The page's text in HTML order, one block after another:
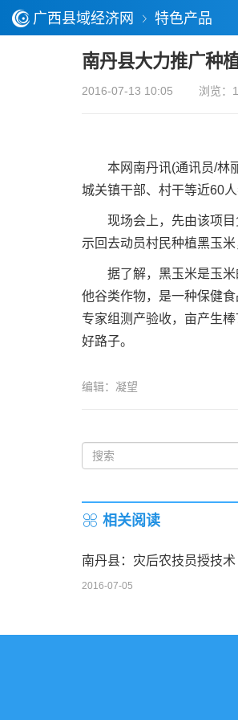
广西县域经济网 特色产品
南丹县大力推广种
2016-07-13 10:05 浏览：
本网南丹讯(通讯员/林丽
城关镇干部、村干等近60人
现场会上，先由该项目负
示回去动员村民种植黑玉
据了解，黑玉米是玉米
他谷类作物，是一种保健
专家组测产验收，亩产生
好路子。
编辑：凝望
相关阅读
南丹县：灾后农技员授技
2016-07-05